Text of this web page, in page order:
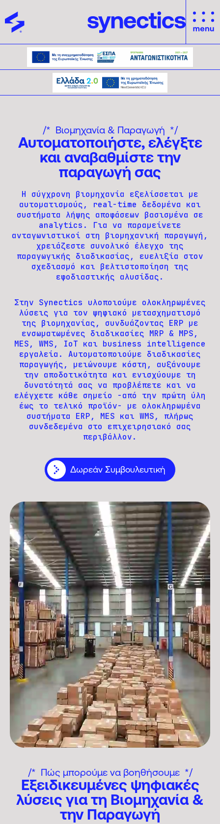
Βιομηχανία & Παραγωγή
Αυτοματοποιήστε, ελέγξτε
και αναβαθμίστε την
παραγωγή σας
Η σύγχρονη βιομηχανία εξελίσσεται με
αυτοματισμούς, real-time δεδομένα και
συστήματα λήψης αποφάσεων βασισμένα σε
analytics. Για να παραμείνετε
ανταγωνιστικοί στη βιομηχανική παραγωγή,
χρειάζεστε συνολικό έλεγχο της
παραγωγικής διαδικασίας, ευελιξία στον
σχεδιασμό και βελτιστοποίηση της
εφοδιαστικής αλυσίδας.
Στην Synectics υλοποιούμε ολοκληρωμένες
λύσεις για τον ψηφιακό μετασχηματισμό
της βιομηχανίας, συνδυάζοντας ERP με
ενσωματωμένες διαδικασίες MRP & MPS,
MES, WMS, IoT και business intelligence
εργαλεία. Αυτοματοποιούμε διαδικασίες
παραγωγής, μειώνουμε κόστη, αυξάνουμε
την αποδοτικότητα και ενισχύουμε τη
δυνατότητά σας να προβλέπετε και να
ελέγχετε κάθε σημείο -από την πρώτη ύλη
έως το τελικό προϊόν- με ολοκληρωμένα
συστήματα ERP, MES και WMS, πλήρως
συνδεδεμένα στο επιχειρησιακό σας
περιβάλλον.
Δωρεάν Συμβουλευτική
Πώς μπορούμε να βοηθήσουμε
Εξειδικευμένες ψηφιακές
λύσεις για τη Βιομηχανία &
την Παραγωγή